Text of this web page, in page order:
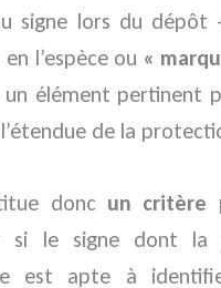
signe lors du dépôt
en l’espèce ou «
un élément pertinent
de la
donc un critère
si le signe dont la
est apte à